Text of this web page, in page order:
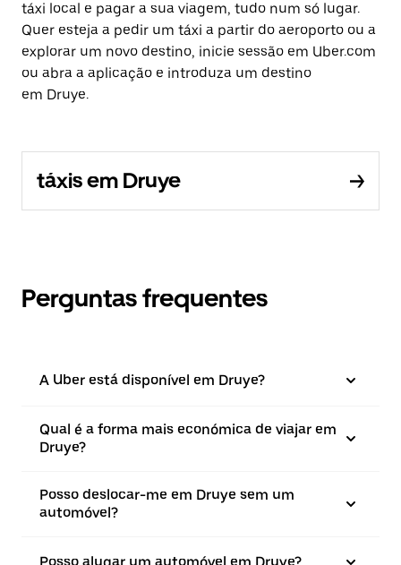
táxi local e pagar a sua viagem, tudo num só lugar.
Quer esteja a pedir um táxi a partir do aeroporto ou a
explorar um novo destino, inicie sessão em Uber.com
ou abra a aplicação e introduza um destino
em Druye.
táxis em Druye
Perguntas frequentes
A Uber está disponível em Druye?
Qual é a forma mais económica de viajar em
Druye?
Posso deslocar-me em Druye sem um
automóvel?